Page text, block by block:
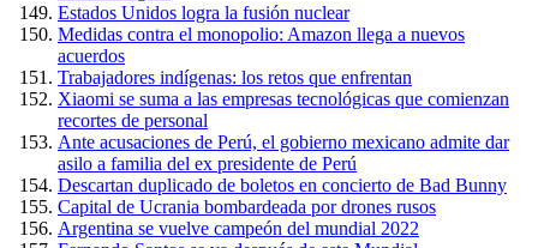
Estados Unidos logra la fusión nuclear
Medidas contra el monopolio: Amazon llega a nuevos
acuerdos
Trabajadores indígenas: los retos que enfrentan
Xiaomi se suma a las empresas tecnológicas que comienzan
recortes de personal
Ante acusaciones de Perú, el gobierno mexicano admite dar
asilo a familia del ex presidente de Perú
Descartan duplicado de boletos en concierto de Bad Bunny
Capital de Ucrania bombardeada por drones rusos
Argentina se vuelve campeón del mundial 2022